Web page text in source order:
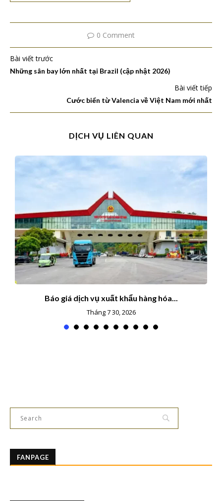
0 Comment
Bài viết trước
Những sân bay lớn nhất tại Brazil (cập nhật 2026)
Bài viết tiếp
Cước biển từ Valencia về Việt Nam mới nhất
DỊCH VỤ LIÊN QUAN
Báo giá dịch vụ xuất khẩu hàng hóa...
Tháng 7 30, 2026
FANPAGE